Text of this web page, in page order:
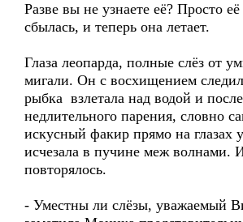
Разве вы не узнаете её? Просто
сбылась, и теперь она летает.
Глаза леопарда, полные слёз от
мигали. Он с восхищением
рыбка взлетала над водой и после
недлительного парения, словно
искусный факир прямо на глазах
исчезала в пучине меж волнами.
повторялось.
- Уместны ли слёзы, уважаемый